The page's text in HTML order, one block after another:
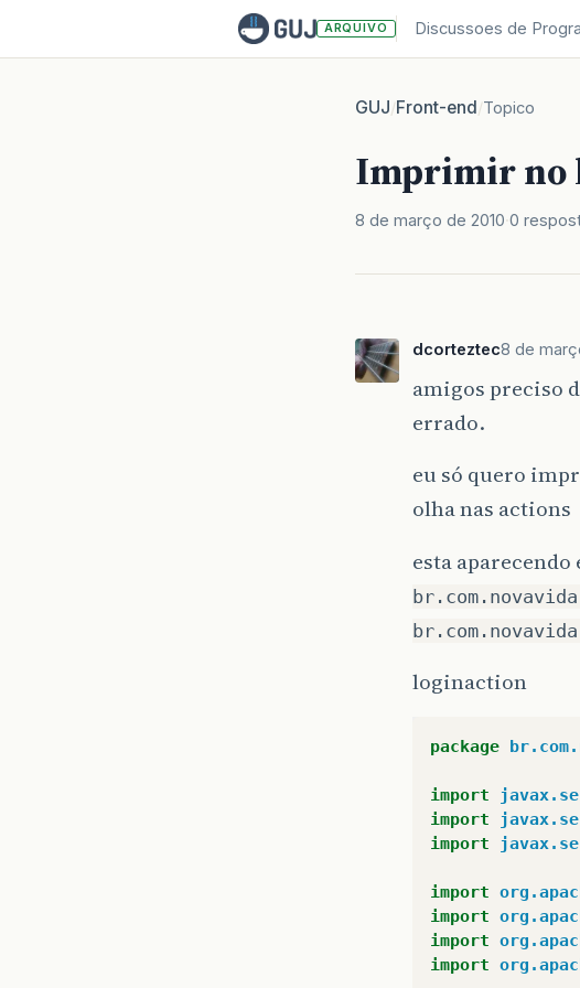
ARQUIVO Discussoes de
GUJ/Front-end/Topico
Imprimir no
8 de março de 2010 0
dcorteztec8 de
amigos preciso
errado.
eu só quero
olha nas actions
esta aparecendo
loginaction
package
import
import
import
import
import
import
import